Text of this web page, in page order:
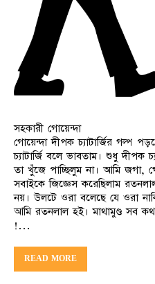
সহকারী গোয়েন্দা
গোয়েন্দা দীপক চ্যাটার্জির গল্প
চ্যাটার্জি বলে ভাবতাম। শুধু দীপক
তা খুঁজে পাচ্ছিলুম না। আমি
সবাইকে জিজ্ঞেস করেছিলাম
নয়। উলটে ওরা বলেছে যে ওরা
আমি রতনলাল হই। মাথামুণ্ড সব
!…
READ MORE